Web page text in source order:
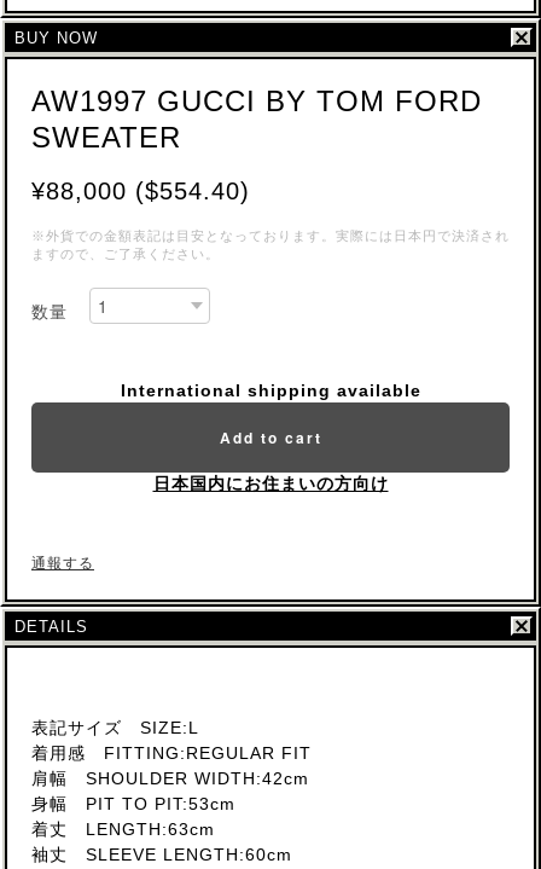
BUY NOW
AW1997 GUCCI BY TOM FORD
SWEATER
¥88,000 ($554.40)
※外貨での金額表記は目安となっております。実際には日本円で決済され
ますので、ご了承ください。
数量
International shipping available
Add to cart
日本国内にお住まいの方向け
通報する
DETAILS
表記サイズ SIZE:L
着用感 FITTING:REGULAR FIT
肩幅 SHOULDER WIDTH:42cm
身幅 PIT TO PIT:53cm
着丈 LENGTH:63cm
袖丈 SLEEVE LENGTH:60cm